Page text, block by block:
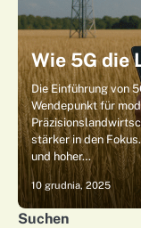
Wie 5G die
Die Einführung von
Wendepunkt für
stärker in den
und hoher…
10 grudnia, 2025
Suchen